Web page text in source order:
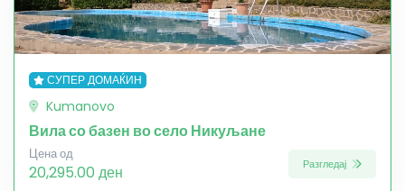
СУПЕР ДОМАЌИН
Kumanovo
Вила со базен во село Никуљане
Цена од
20,295.00 ден Разгледај